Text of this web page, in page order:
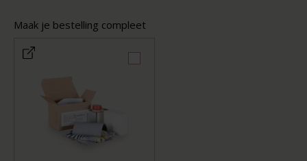
Maak je bestelling compleet